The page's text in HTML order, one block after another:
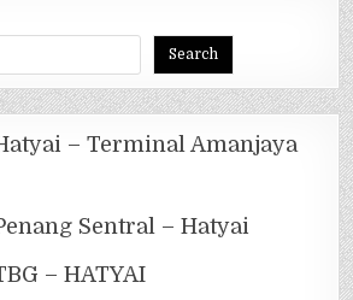
Search
– Terminal Amanjaya
Sentral – Hatyai
– HATYAI